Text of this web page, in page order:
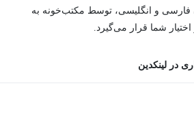
فارسی و انگلیسی، توسط مکتب‌خونه به
شما قرار می‌گیرد.
در لینکدین